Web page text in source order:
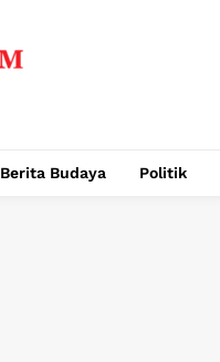
Berita Budaya Politik